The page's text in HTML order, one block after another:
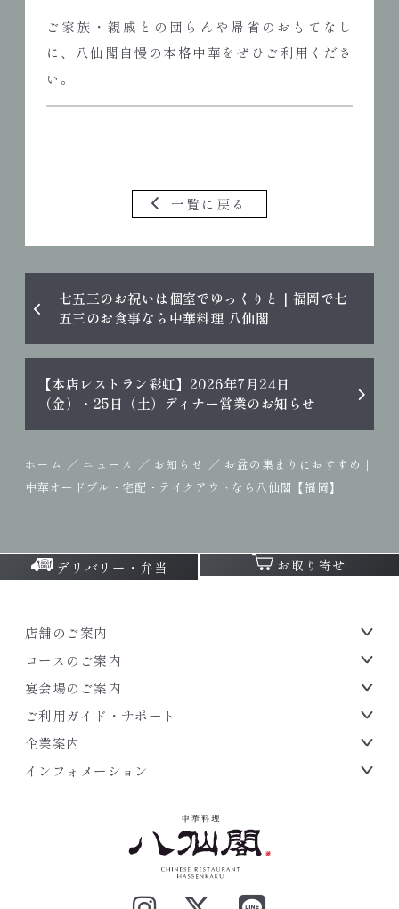
ご家族・親戚との団らんや帰省のおもてなし
に、八仙閣自慢の本格中華をぜひご利用くださ
い。
一覧に戻る
七五三のお祝いは個室でゆっくりと｜福岡で七
五三のお食事なら中華料理 八仙閣
【本店レストラン彩虹】2026年7月24日
（金）・25日（土）ディナー営業のお知らせ
ホーム ／ ニュース ／ お知らせ ／ お盆の集まりにおすすめ｜
中華オードブル・宅配・テイクアウトなら八仙閣【福岡】
デリバリー・弁当 お取り寄せ
店舗のご案内
コースのご案内
宴会場のご案内
ご利用ガイド・サポート
企業案内
インフォメーション